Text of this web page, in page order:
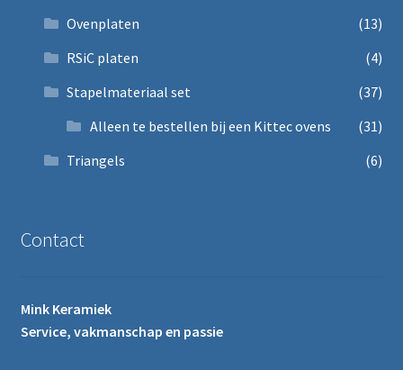
Ovenplaten
(13)
RSiC platen
(4)
Stapelmateriaal set
(37)
Alleen te bestellen bij een Kittec ovens
(31)
Triangels
(6)
Contact
Mink Keramiek
Service, vakmanschap en passie